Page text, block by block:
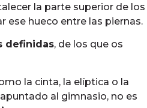
la parte superior de los
ese hueco entre las piernas.
definidas, de los que os
la cinta, la elíptica o la
al gimnasio, no es